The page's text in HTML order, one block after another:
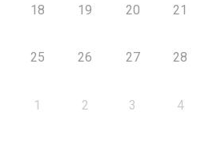
18 19 20 21
25 26 27 28
1 2 3 4